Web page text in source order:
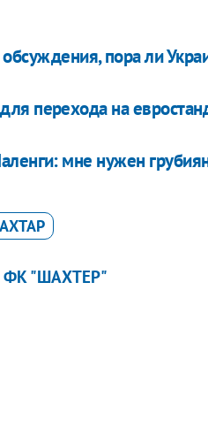
пора ли
перехода на
мне нужен
"ШАХТЕР"